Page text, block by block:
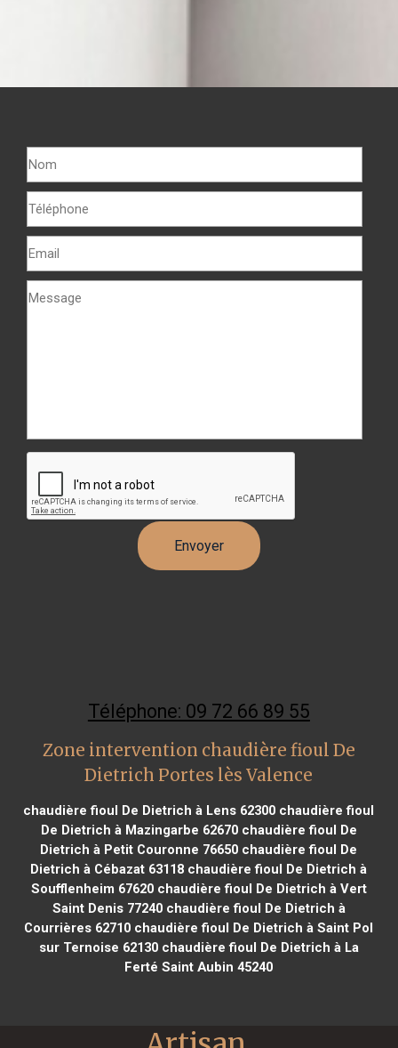
Téléphone: 09 72 66 89 55
Zone intervention chaudière fioul De
Dietrich Portes lès Valence
chaudière fioul De Dietrich à Lens 62300 chaudière fioul
De Dietrich à Mazingarbe 62670chaudière fioul De
Dietrich à Petit Couronne 76650 chaudière fioul De
Dietrich à Cébazat 63118 chaudière fioul De Dietrich à
Soufflenheim 67620chaudière fioul De Dietrich à Vert
Saint Denis 77240chaudière fioul De Dietrich à
Courrières 62710 chaudière fioul De Dietrich à Saint Pol
sur Ternoise 62130chaudière fioul De Dietrich à La
Ferté Saint Aubin 45240